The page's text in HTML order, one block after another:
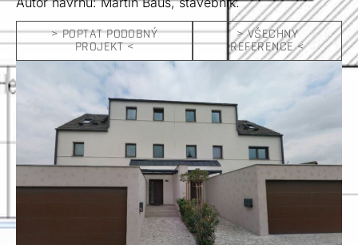
> POPTAT PODOBNÝ
PROJEKT <
> VŠECHNY
REFERENCE <